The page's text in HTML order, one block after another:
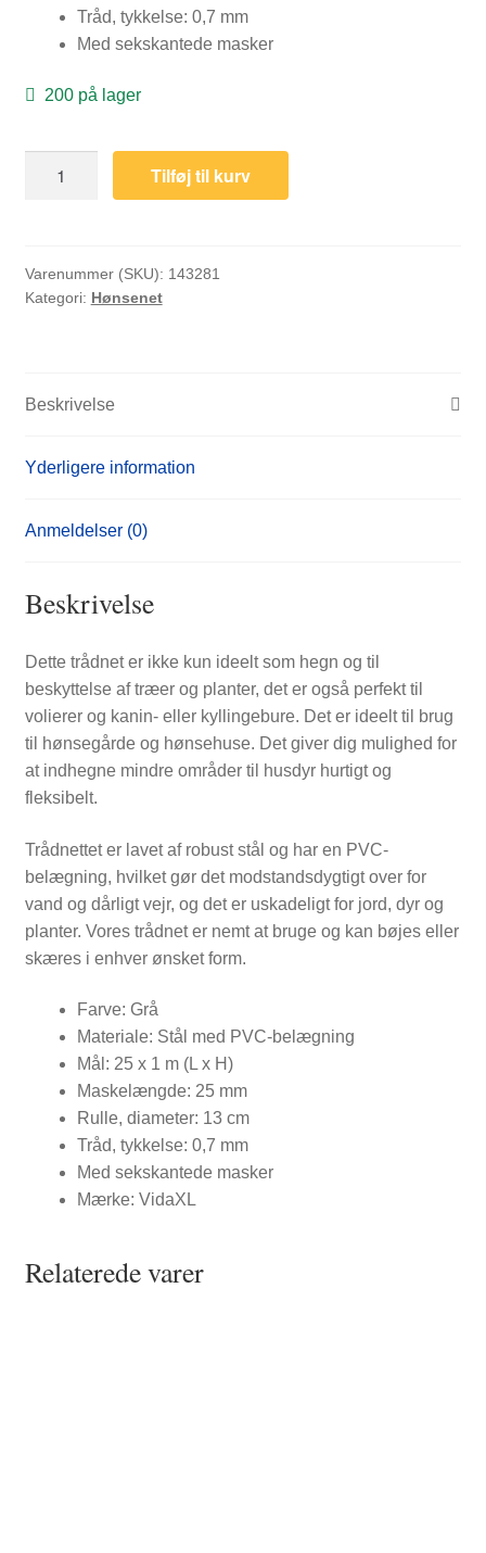
Tråd, tykkelse: 0,7 mm
Med sekskantede masker
200 på lager
belægning
25
grå
Tilføj til kurv
Varenummer (SKU): 143281
Kategori: Hønsenet
Beskrivelse
Yderligere information
Anmeldelser (0)
Beskrivelse
Dette trådnet er ikke kun ideelt som hegn og til
beskyttelse af træer og planter, det er også perfekt til
volierer og kanin- eller kyllingebure. Det er ideelt til brug
til hønsegårde og hønsehuse. Det giver dig mulighed for
at indhegne mindre områder til husdyr hurtigt og
fleksibelt.
Trådnettet er lavet af robust stål og har en PVC-
belægning, hvilket gør det modstandsdygtigt over for
vand og dårligt vejr, og det er uskadeligt for jord, dyr og
planter. Vores trådnet er nemt at bruge og kan bøjes eller
skæres i enhver ønsket form.
Farve: Grå
Materiale: Stål med PVC-belægning
Mål: 25 x 1 m (L x H)
Maskelængde: 25 mm
Rulle, diameter: 13 cm
Tråd, tykkelse: 0,7 mm
Med sekskantede masker
Mærke: VidaXL
Relaterede varer